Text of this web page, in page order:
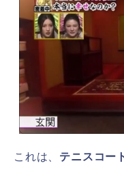
これは、 テニスコー